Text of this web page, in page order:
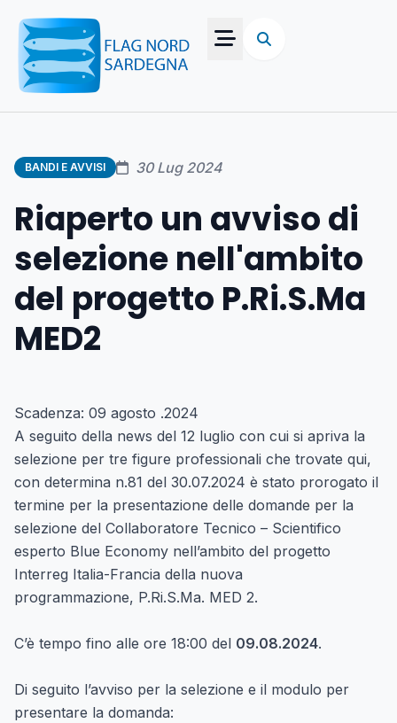
BANDI E AVVISI 30 Lug 2024
Riaperto un avviso di
selezione nell'ambito
del progetto P.Ri.S.Ma
MED2
Scadenza: 09 agosto .2024
A seguito della news del 12 luglio con cui si apriva la
selezione per tre figure professionali che trovate qui,
con determina n.81 del 30.07.2024 è stato prorogato il
termine per la presentazione delle domande per la
selezione del Collaboratore Tecnico – Scientifico
esperto Blue Economy nell’ambito del progetto
Interreg Italia-Francia della nuova
programmazione, P.Ri.S.Ma. MED 2.
C’è tempo fino alle ore 18:00 del 09.08.2024.
Di seguito l’avviso per la selezione e il modulo per
presentare la domanda: